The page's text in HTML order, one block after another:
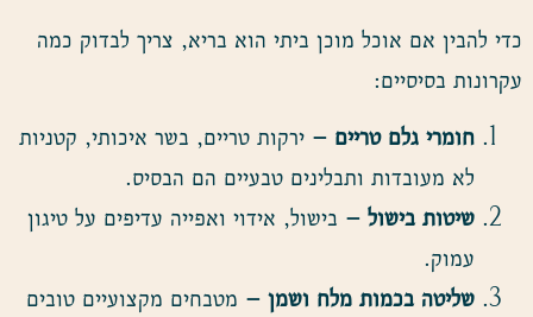
כדי להבין אם אוכל מוכן ביתי הוא בריא, צריך לבדוק כמה
עקרונות בסיסיים:
חומרי גלם טריים – ירקות טריים, בשר איכותי, קטניות
לא מעובדות ותבלינים טבעיים הם הבסיס.
שיטות בישול – בישול, אידוי ואפייה עדיפים על טיגון
עמוק.
שליטה בכמות מלח ושמן – מטבחים מקצועיים טובים